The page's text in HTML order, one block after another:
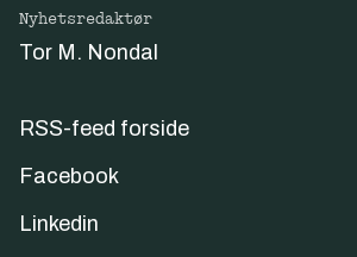
Nyhetsredaktør
Tor M. Nondal
RSS-feed forside
Facebook
Linkedin